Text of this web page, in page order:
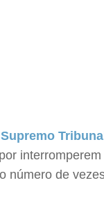
Supremo
número de